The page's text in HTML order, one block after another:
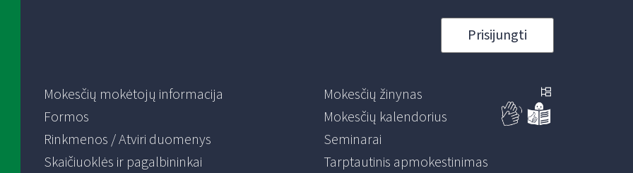
Prisijungti
Mokesčių mokėtojų informacija
Formos
Rinkmenos / Atviri duomenys
Skaičiuoklės ir pagalbininkai
Mokesčių žinynas
Mokesčių kalendorius
Seminarai
Tarptautinis apmokestinimas